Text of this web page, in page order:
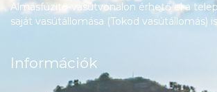
Almásfüzitő-vasútvonalon érhető el a
saját vasútállomása (Tokod vasútállomás)
Információk